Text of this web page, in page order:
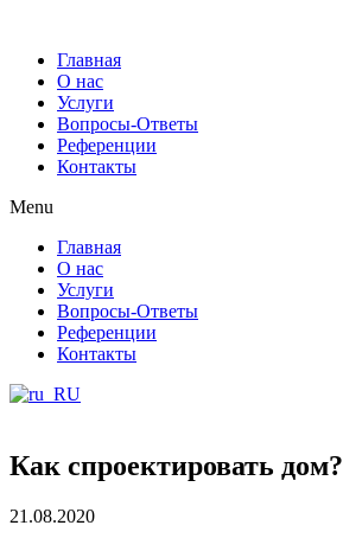
Главная
О нас
Услуги
Вопросы-Ответы
Референции
Контакты
Menu
Главная
О нас
Услуги
Вопросы-Ответы
Референции
Контакты
Как спроектировать дом?
21.08.2020